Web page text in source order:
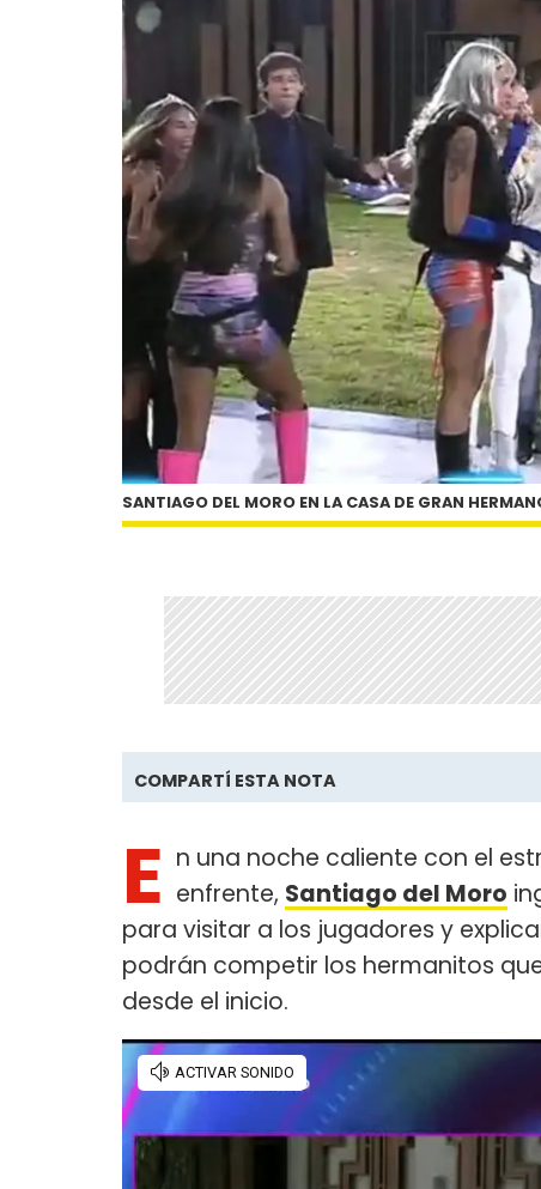
SANTIAGO DEL MORO EN LA CASA DE GRAN
COMPARTÍ ESTA NOTA
E n una noche caliente con el
enfrente, Santiago del Moro
para visitar a los jugadores y
podrán competir los hermanitos
desde el inicio.